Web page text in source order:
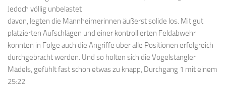
Jedoch völlig unbelastet
davon, legten die Mannheimerinnen äußerst solide los. Mit gut
platzierten Aufschlägen und einer kontrollierten Feldabwehr
konnten in Folge auch die Angriffe über alle Positionen erfolgreich
durchgebracht werden. Und so holten sich die Vogelstängler
Mädels, gefühlt fast schon etwas zu knapp, Durchgang 1 mit einem
25:22